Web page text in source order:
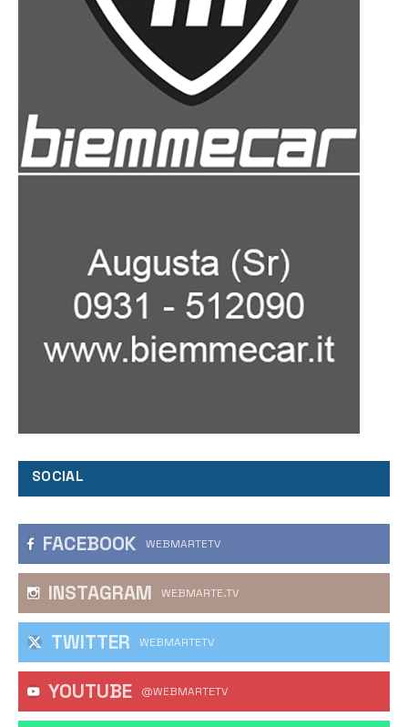
SOCIAL
FACEBOOK WEBMARTETV
INSTAGRAM WEBMARTE.TV
TWITTER WEBMARTETV
YOUTUBE @WEBMARTETV